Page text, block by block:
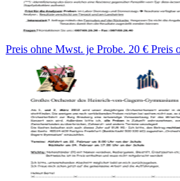
Preis ohne Mwst. je Probe. 20 € Preis